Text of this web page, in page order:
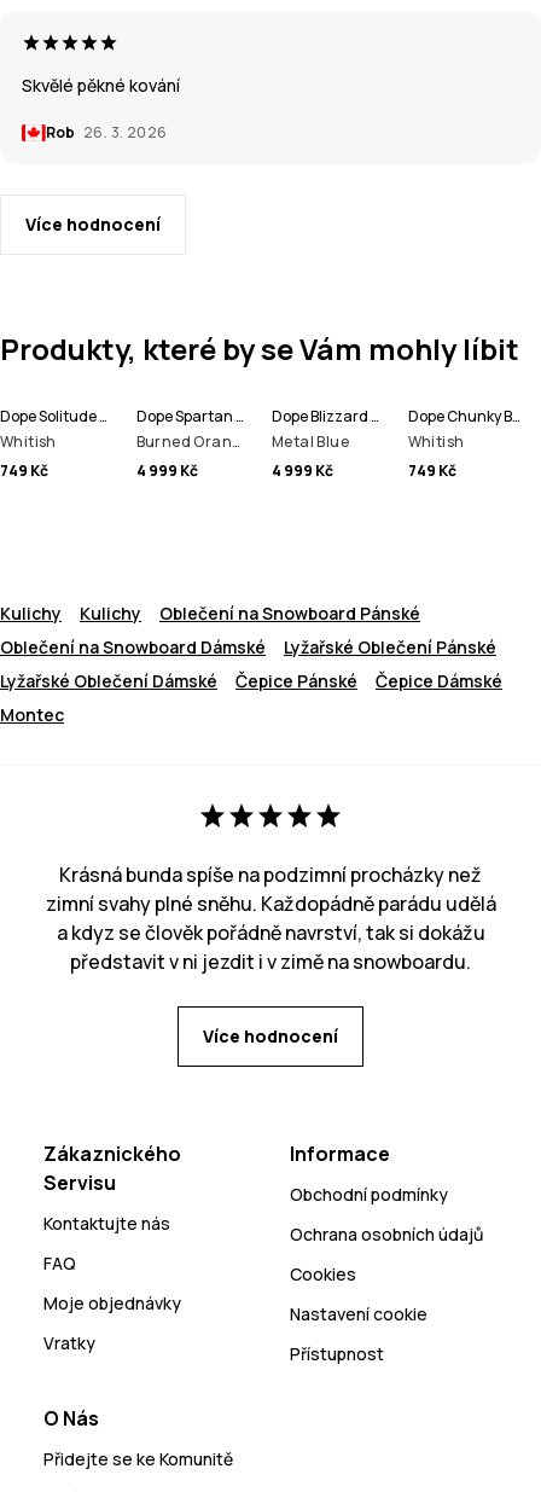
Skvělé pěkné kování
Rob 26. 3. 2026
Více hodnocení
Produkty, které by se Vám mohly líbit
Dope Solitude Beanie čepice
Whitish
749 Kč
Dope Spartan Bunda na Snowboard Pánské
Burned Orange
4 999 Kč
Dope Blizzard Full Zip Bunda na Snowboard Pánské
Metal Blue
4 999 Kč
Dope Chunky Beanie čepice
Whitish
749 Kč
Kulichy Kulichy
Oblečení na Snowboard Pánské
Oblečení na Snowboard Dámské
Lyžařské Oblečení Pánské
Lyžařské Oblečení Dámské
Čepice Pánské
Čepice Dámské
Montec
Krásná bunda spíše na podzimní procházky než
zimní svahy plné sněhu. Každopádně parádu udělá
a kdyz se člověk pořádně navrství, tak si dokážu
představit v ni jezdit i v zimě na snowboardu.
Více hodnocení
Zákaznického
Servisu
Kontaktujte nás
FAQ
Moje objednávky
Vratky
Informace
Obchodní podmínky
Ochrana osobních údajů
Cookies
Nastavení cookie
Přístupnost
O Nás
Přidejte se ke Komunitě